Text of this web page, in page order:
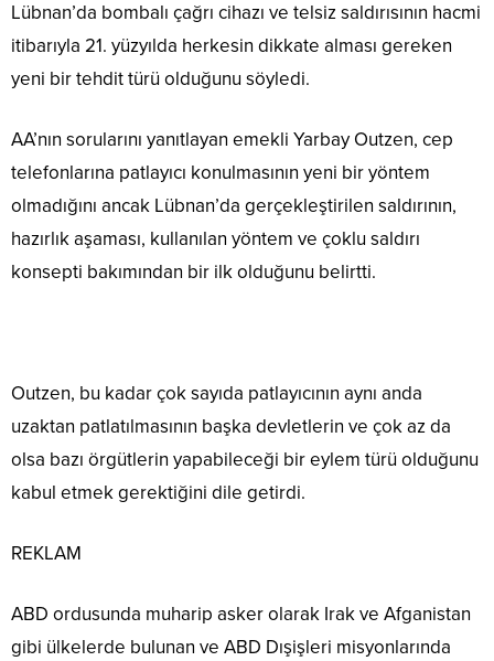
Lübnan’da bombalı çağrı cihazı ve telsiz saldırısının hacmi
itibarıyla 21. yüzyılda herkesin dikkate alması gereken
yeni bir tehdit türü olduğunu söyledi.
AA’nın sorularını yanıtlayan emekli Yarbay Outzen, cep
telefonlarına patlayıcı konulmasının yeni bir yöntem
olmadığını ancak Lübnan’da gerçekleştirilen saldırının,
hazırlık aşaması, kullanılan yöntem ve çoklu saldırı
konsepti bakımından bir ilk olduğunu belirtti.
Outzen, bu kadar çok sayıda patlayıcının aynı anda
uzaktan patlatılmasının başka devletlerin ve çok az da
olsa bazı örgütlerin yapabileceği bir eylem türü olduğunu
kabul etmek gerektiğini dile getirdi.
REKLAM
ABD ordusunda muharip asker olarak Irak ve Afganistan
gibi ülkelerde bulunan ve ABD Dışişleri misyonlarında